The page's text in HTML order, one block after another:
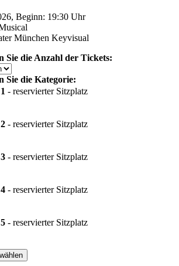
Beginn: 19:30 Uhr
München Keyvisual
Sie die Anzahl der Tickets:
Sie die Kategorie:
- reservierter Sitzplatz
- reservierter Sitzplatz
- reservierter Sitzplatz
- reservierter Sitzplatz
- reservierter Sitzplatz